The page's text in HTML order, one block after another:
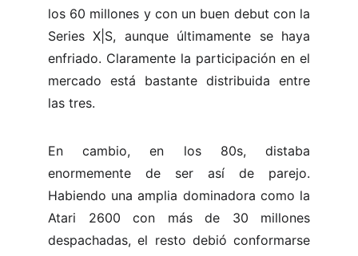
los 60 millones y con un buen debut con la
Series X|S, aunque últimamente se haya
enfriado. Claramente la participación en el
mercado está bastante distribuida entre
las tres.
En cambio, en los 80s, distaba
enormemente de ser así de parejo.
Habiendo una amplia dominadora como la
Atari 2600 con más de 30 millones
despachadas, el resto debió conformarse